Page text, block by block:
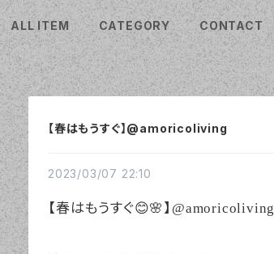
ALL ITEM CATEGORY CONTACT
【春はもうすぐ】@amoricoliving
2023/03/07 22:10
【春はもうすぐ😊🌸 】 @amoricoliving